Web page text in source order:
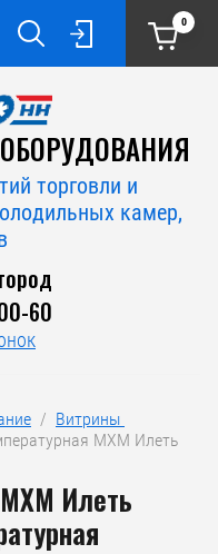
0
торговли и
камер,
60
  /
Витрины
MXM Илеть
МХМ Илеть